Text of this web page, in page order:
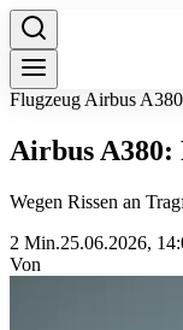
Flugzeug Airbus A380
Airbus A380:
Wegen Rissen an
2 Min.25.06.2026,
Von